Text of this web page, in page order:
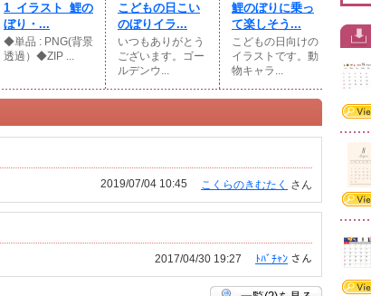
1_イラスト_鯉の
ぼり・...
◆単品 : PNG(背景
透過）◆ZIP ...
こどもの日こい
のぼりイラ...
いつもありがとう
ございます。ゴー
ルデンウ...
鯉のぼりに乗っ
て楽しそう...
こどもの日向けの
イラストです。動
物キャラ...
こくらのきむたく さん
2019/07/04 10:45
ﾄﾊﾞﾁｬﾝ さん
2017/04/30 19:27